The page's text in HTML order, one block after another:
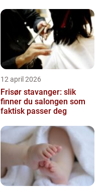
12 april 2026
Frisør stavanger: slik
finner du salongen som
faktisk passer deg